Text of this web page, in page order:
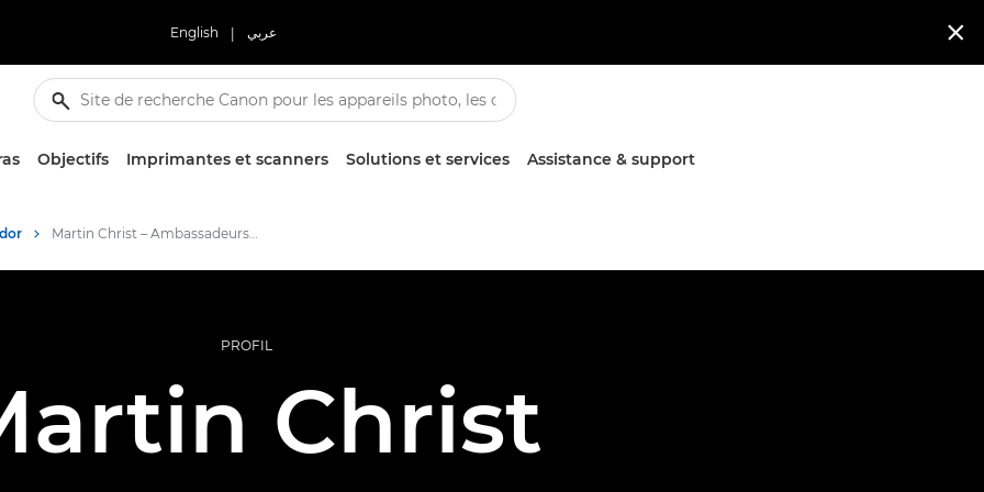
English | عربي 
Objectifs Imprimantes et scanners Solutions et services Assistance & support
Martin Christ – Ambassadeurs Canon
PROFIL
Christ